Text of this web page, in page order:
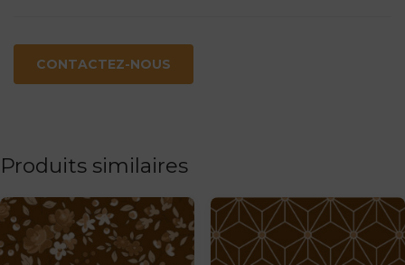
CONTACTEZ-NOUS
Produits similaires